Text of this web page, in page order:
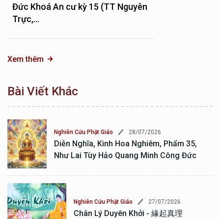
Đức Khoá An cư kỳ 15 (TT Nguyên
Trực,...
Xem thêm
Bài Viết Khác
Nghiên Cứu Phật Giáo 28/07/2026
Diễn Nghĩa, Kinh Hoa Nghiêm, Phẩm 35,
Như Lai Tùy Hảo Quang Minh Công Đức
Nghiên Cứu Phật Giáo 27/07/2026
Chân Lý Duyên Khởi - 緣起真理